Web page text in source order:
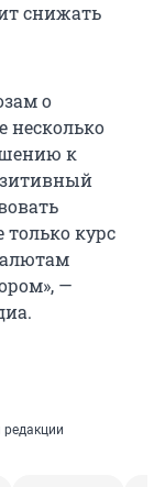
снижать
о
несколько
к
курс
—